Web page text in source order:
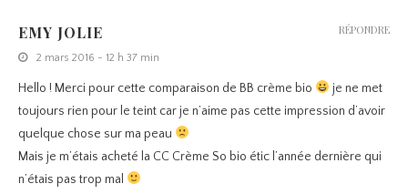
EMY JOLIE
2 mars 2016 - 12 h 37 min
Hello ! Merci pour cette comparaison de BB crème bio
je ne met
toujours rien pour le teint car je n’aime pas cette impression d’avoir
quelque chose sur ma peau
Mais je m’étais acheté la CC Crème So bio étic l’année dernière qui
n’étais pas trop mal
RÉPONDRE